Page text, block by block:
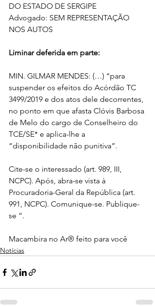
DO ESTADO DE SERGIPE
Advogado: SEM REPRESENTAÇÃO
NOS AUTOS
Liminar deferida em parte:
MIN. GILMAR MENDES: (…) “para
suspender os efeitos do Acórdão TC
3499/2019 e dos atos dele decorrentes,
no ponto em que afasta Clóvis Barbosa
de Melo do cargo de Conselheiro do
TCE/SE* e aplica-lhe a
“disponibilidade não punitiva”.
Cite-se o interessado (art. 989, III,
NCPC). Após, abra-se vista à
Procuradoria-Geral da República (art.
991, NCPC). Comunique-se. Publique-
se “.
Macambira no Ar® feito para você
Notícias